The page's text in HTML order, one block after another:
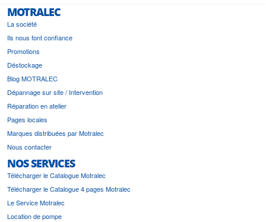
MOTRALEC
La société
Ils nous font confiance
Promotions
Déstockage
Blog MOTRALEC
Dépannage sur site / Intervention
Réparation en atelier
Pages locales
Marques distribuées par Motralec
Nous contacter
NOS SERVICES
Télécharger le Catalogue Motralec
Télécharger le Catalogue 4 pages Motralec
Le Service Motralec
Location de pompe